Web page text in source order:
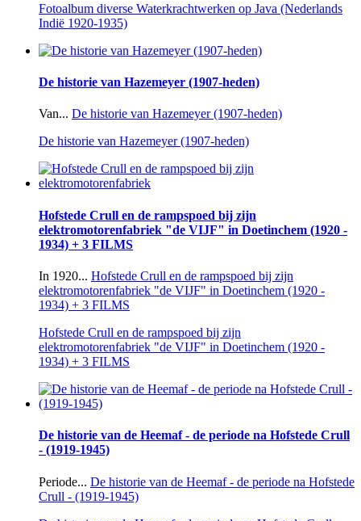
Fotoalbum diverse Waterkrachtwerken op Java (Nederlands
Indië 1920-1935)
De historie van Hazemeyer (1907-heden)
Van... De historie van Hazemeyer (1907-heden)
De historie van Hazemeyer (1907-heden)
Hofstede Crull en de rampspoed bij zijn
elektromotorenfabriek "de VIJF" in Doetinchem (1920 -
1934) + 3 FILMS
In 1920... Hofstede Crull en de rampspoed bij zijn
elektromotorenfabriek "de VIJF" in Doetinchem (1920 -
1934) + 3 FILMS
Hofstede Crull en de rampspoed bij zijn
elektromotorenfabriek "de VIJF" in Doetinchem (1920 -
1934) + 3 FILMS
De historie van de Heemaf - de periode na Hofstede Crull
- (1919-1945)
Periode... De historie van de Heemaf - de periode na Hofstede
Crull - (1919-1945)